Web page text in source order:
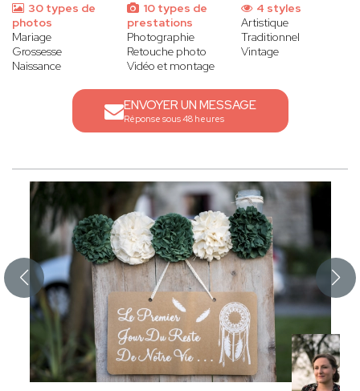
30 types de
photos
Mariage
Grossesse
Naissance
10 types de
prestations
Photographie
Retouche photo
Vidéo et montage
4 styles
Artistique
Traditionnel
Vintage
ENVOYER UN MESSAGE
Réponse sous 48 heures